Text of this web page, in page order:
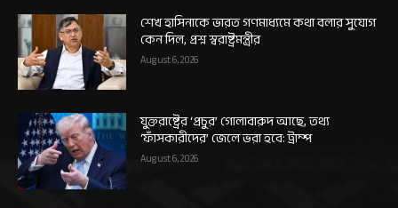
শেখ হাসিনাকে ভারত গণমাধ্যমে কথা বলার সুযোগ
কেন দিল, প্রশ্ন স্বরাষ্ট্রমন্ত্রীর
August 6, 2026
যুক্তরাষ্ট্রের ‘প্রচুর’ গোলাবারুদ আছে, তথ্য
‘ফাঁসকারীদের’ জেলে ভরা হবে: ট্রাম্প
August 6, 2026